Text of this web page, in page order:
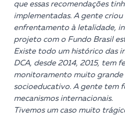
que essas recomendações
implementadas. A gente criou
enfrentamento à letalidade,
projeto com o Fundo Brasil
Existe todo um histórico das
DCA, desde 2014, 2015, tem
monitoramento muito grande
socioeducativo. A gente tem
mecanismos internacionais.
Tivemos um caso muito